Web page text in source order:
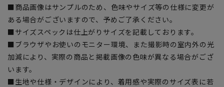
■商品画像はサンプルのため、色味やサイズ等の仕様に変更が
ある場合がございますので、予めご了承ください。
■サイズスペックは仕上がりサイズを記載しております。
■ブラウザやお使いのモニター環境、また撮影時の室内外の光
加減により、実際の商品と掲載画像の色味が異なる場合がござ
います。
■生地や仕様・デザインにより、着用感や実際のサイズ表に若